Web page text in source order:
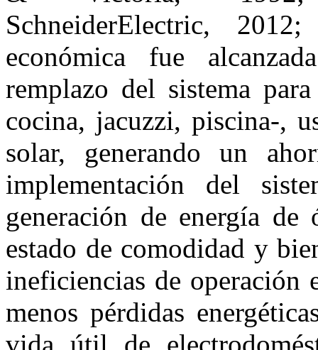
SchneiderElectric,
económica fue
remplazo del sistema
cocina, jacuzzi, piscina-,
solar, generando un
implementación del
generación de energía
estado de comodidad y
ineficiencias de operación
menos pérdidas
vida útil de